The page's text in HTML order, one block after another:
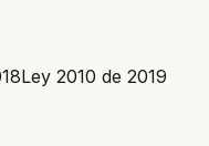
Ley 2010 de 2019